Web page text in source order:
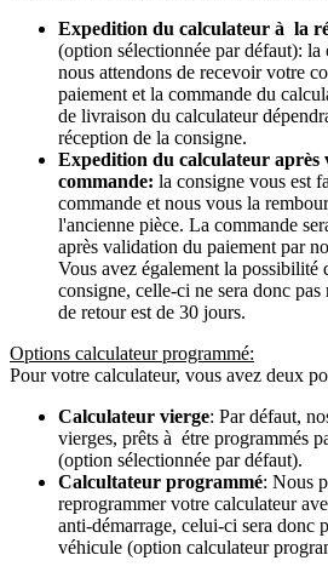
Expedition du calculateur à la
(option sélectionnée par défaut): la
nous attendons de recevoir votre
paiement et la commande du
de livraison du calculateur
réception de la consigne.
Expedition du calculateur après
commande: la consigne vous est
commande et nous vous la
l'ancienne pièce. La commande
après validation du paiement par
Vous avez également la possibilité
consigne, celle-ci ne sera donc
de retour est de 30 jours.
Options calculateur programmé:
Pour votre calculateur, vous avez deux
Calculateur vierge: Par défaut,
vierges, prêts à étre programmés
(option sélectionnée par défaut).
Calcultateur programmé: Nous
reprogrammer votre calculateur
anti-démarrage, celui-ci sera donc
véhicule (option calculateur